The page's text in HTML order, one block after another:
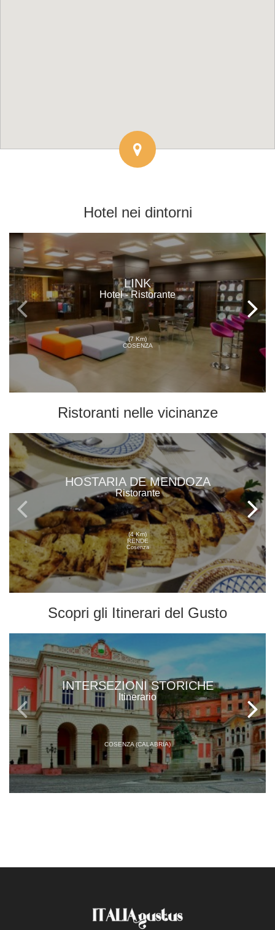
Hotel nei dintorni
LINK
Hotel - Ristorante
(7 Km)
COSENZA
Ristoranti nelle vicinanze
HOSTARIA DE MENDOZA
Ristorante
(4 Km)
RENDE
Cosenza
Scopri gli Itinerari del Gusto
INTERSEZIONI STORICHE
Itinerario
COSENZA (CALABRIA)